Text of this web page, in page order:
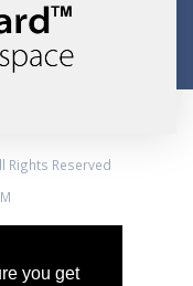
you get
Rights Reserved